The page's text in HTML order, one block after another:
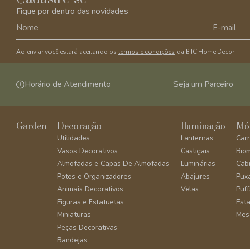
Fique por dentro das novidades
Ao enviar você estará aceitando os termos e condições da BTC Home Decor
Horário de Atendimento Seja um Parceiro
Garden Decoração
Utilidades
Vasos Decorativos
Almofadas e Capas De Almofadas
Potes e Organizadores
Animais Decorativos
Figuras e Estatuetas
Miniaturas
Peças Decorativas
Bandejas
Iluminação
Lanternas
Castiçais
Luminárias
Abajures
Velas